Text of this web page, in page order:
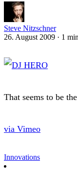
Steve Nitzschner
26. August 2009 · 1
That seems to be
via Vimeo
Innovations